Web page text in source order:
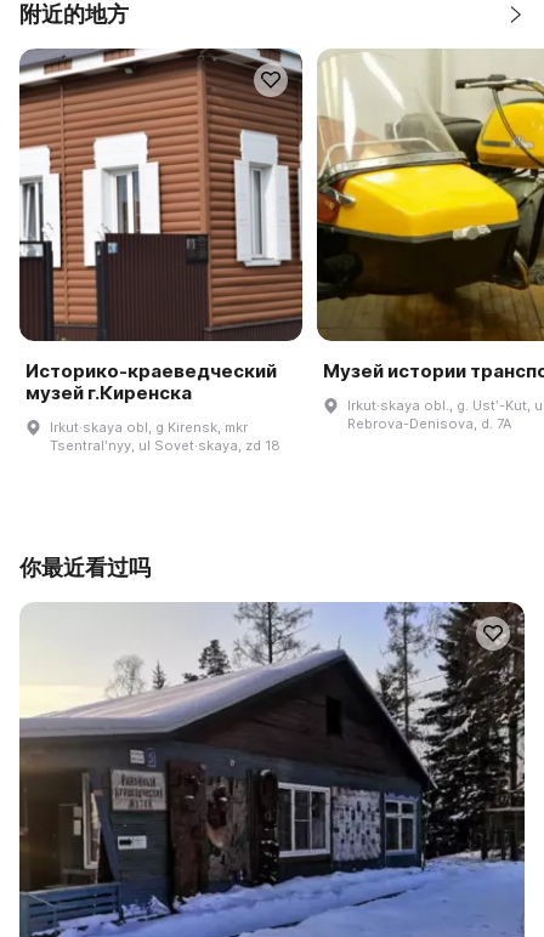
附近的地方
Историко-краеведческий
музей г.Киренска
Irkut·skaya obl, g Kirensk, mkr
Tsentralʹnyy, ul Sovet·skaya, zd 18
Музей истории
Irkut·skaya obl., g. Ustʹ-Kut,
Rebrova-Denisova, d. 7A
你最近看过吗